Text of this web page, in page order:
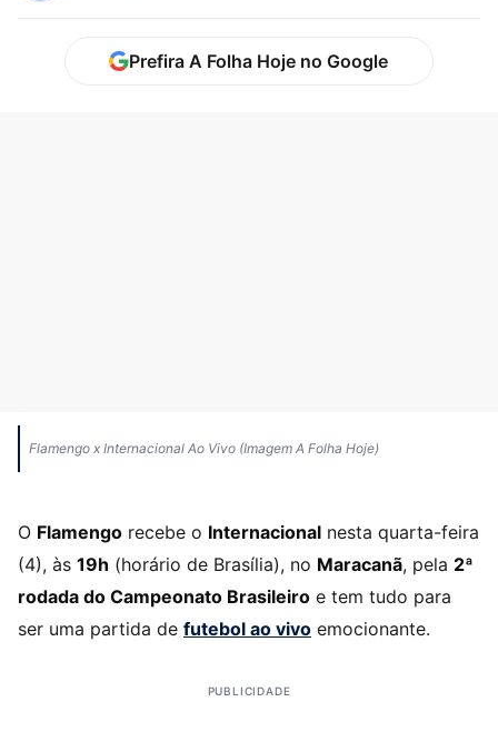
Prefira A Folha Hoje no Google
Flamengo x Internacional Ao Vivo (Imagem A Folha Hoje)
Flamengo recebe o Internacional nesta quarta-feira
(4), às 19h (horário de Brasília), no Maracanã, pela 2ª
rodada do Campeonato Brasileiro e tem tudo para
ser uma partida de futebol ao vivo emocionante.
PUBLICIDADE